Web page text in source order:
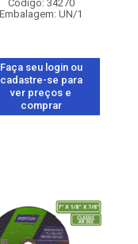
Código: 34270
Embalagem: UN/1
Faça seu login ou
cadastre-se para
ver preços e
comprar